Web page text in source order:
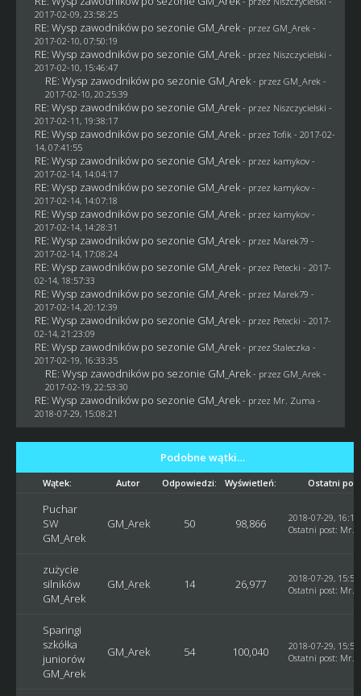
2017-02-09, 23:58:25
RE: Wysp zawodników po sezonie GM_Arek - przez GM_Arek -
2017-02-10, 07:50:19
RE: Wysp zawodników po sezonie GM_Arek - przez Niszczycielski -
2017-02-10, 15:46:47
RE: Wysp zawodników po sezonie GM_Arek - przez GM_Arek -
2017-02-10, 20:25:39
RE: Wysp zawodników po sezonie GM_Arek - przez Niszczycielski -
2017-02-11, 19:38:17
RE: Wysp zawodników po sezonie GM_Arek - przezTofik - 2017-02-
14, 07:41:55
RE: Wysp zawodników po sezonie GM_Arek - przez kamykov-
2017-02-14, 14:04:17
RE: Wysp zawodników po sezonie GM_Arek - przez kamykov-
2017-02-14, 14:07:18
RE: Wysp zawodników po sezonie GM_Arek - przez kamykov-
2017-02-14, 14:28:31
RE: Wysp zawodników po sezonie GM_Arek - przez Marek79 -
2017-02-14, 17:08:24
RE: Wysp zawodników po sezonie GM_Arek - przez Petecki - 2017-
02-14, 18:57:33
RE: Wysp zawodników po sezonie GM_Arek - przez Marek79 -
2017-02-14, 20:12:39
RE: Wysp zawodników po sezonie GM_Arek - przez Petecki - 2017-
02-14, 21:23:09
RE: Wysp zawodników po sezonie GM_Arek - przez Staleczka -
2017-02-19, 16:33:35
RE: Wysp zawodników po sezonie GM_Arek - przez GM_Arek -
2017-02-19, 22:53:30
RE: Wysp zawodników po sezonie GM_Arek - przez Mr. Zuma -
2018-07-29, 15:08:21
Podobne wątki…
Wątek: Autor Odpowiedzi: Wyświetleń: Ostatni
Puchar
SW
GM_Arek
GM_Arek 50 98,866
2018-07-29,
Ostatni post: Mr.
zużycie
silników
GM_Arek
GM_Arek 14 26,977
2018-07-29,
Ostatni post: Mr.
Sparingi
szkółka
juniorów
GM_Arek
GM_Arek 54 100,040
2018-07-29,
Ostatni post: Mr.